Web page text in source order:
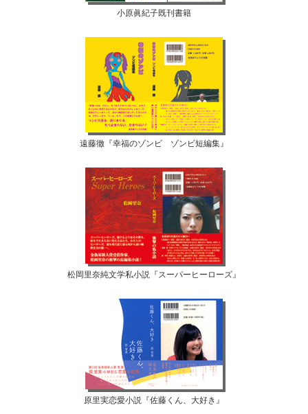
小原眞紀子既刊書籍
遠藤徹『幸福のゾンビ ゾンビ短編集』
松岡里奈純文学私小説『スーパーヒーローズ』
原里実恋愛小説『佐藤くん、大好き』